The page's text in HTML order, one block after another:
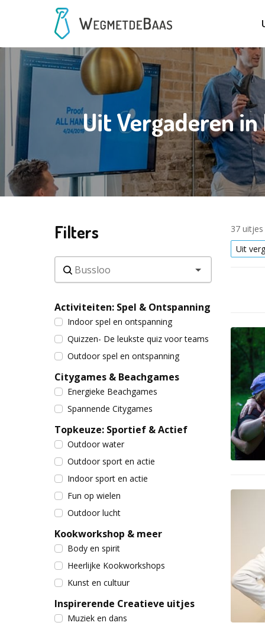
Uit Vergaderen
Filters
Activiteiten: Spel & Ontspanning
Indoor spel en ontspanning
Quizzen- De leukste quiz voor teams
Outdoor spel en ontspanning
Citygames & Beachgames
Energieke Beachgames
Spannende Citygames
Topkeuze: Sportief & Actief
Outdoor water
Outdoor sport en actie
Indoor sport en actie
Fun op wielen
Outdoor lucht
Kookworkshop & meer
Body en spirit
Heerlijke Kookworkshops
Kunst en cultuur
Inspirerende Creatieve uitjes
Muziek en dans
37
Uit